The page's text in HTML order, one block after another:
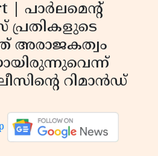
| പാര്‍ലമെന്റ്
പ്രതികളുടെ
അരാജകത്വം
റിമാന്‍ഡ്